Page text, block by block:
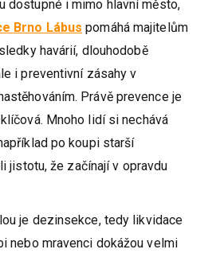
dostupné i mimo hlavní město,
Brno Lábus pomáhá majitelům
havárií, dlouhodobě
i preventivní zásahy v
Právě prevence je
Mnoho lidí si nechává
po koupi starší
jistotu, že začínají v opravdu
je dezinsekce, tedy likvidace
nebo mravenci dokážou velmi